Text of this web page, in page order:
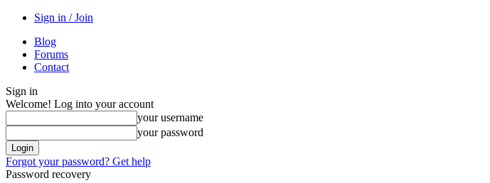
Sign in / Join
Blog
Forums
Contact
Sign in
Welcome! Log into your account
your username
your password
Forgot your password? Get help
Password recovery